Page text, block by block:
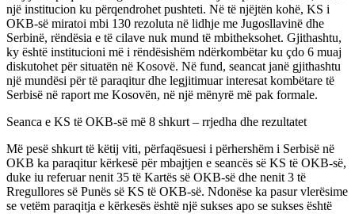
një institucion ku përqendrohet pushteti. Në të njëjtën kohë, KS i
OKB-së miratoi mbi 130 rezoluta në lidhje me Jugosllavinë dhe
Serbinë, rëndësia e të cilave nuk mund të mbitheksohet. Gjithashtu,
ky është institucioni më i rëndësishëm ndërkombëtar ku çdo 6 muaj
diskutohet për situatën në Kosovë. Në fund, seancat janë gjithashtu
një mundësi për të paraqitur dhe legjitimuar interesat kombëtare të
Serbisë në raport me Kosovën, në një mënyrë më pak formale.
Seanca e KS të OKB-së më 8 shkurt – rrjedha dhe rezultatet
Më pesë shkurt të këtij viti, përfaqësuesi i përhershëm i Serbisë në
OKB ka paraqitur kërkesë për mbajtjen e seancës së KS të OKB-së,
duke iu referuar nenit 35 të Kartës së OKB-së dhe nenit 3 të
Rregullores së Punës së KS të OKB-së. Ndonëse ka pasur vlerësime
se vetëm paraqitja e kërkesës është një sukses apo se sukses është